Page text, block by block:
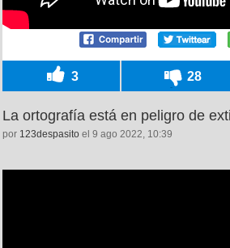
3 28
La ortografía está en peligro de
por 123despasito el 9 ago 2022, 10:39